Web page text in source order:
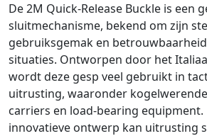
De 2M Quick-Release Buckle is een
sluitmechanisme, bekend om zijn
gebruiksgemak en
situaties. Ontworpen door het
wordt deze gesp veel gebruikt in
uitrusting, waaronder
carriers en load-bearing equipment.
innovatieve ontwerp kan uitrusting